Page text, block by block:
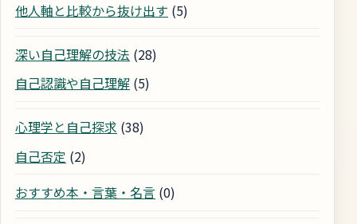
他人軸と比較から抜け出す (5)
深い自己理解の技法 (28)
自己認識や自己理解 (5)
心理学と自己探求 (38)
自己否定 (2)
おすすめ本・言葉・名言 (0)